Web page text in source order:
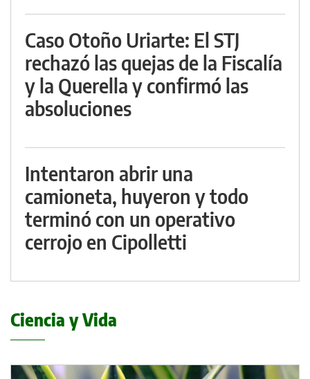
Caso Otoño Uriarte: El STJ
rechazó las quejas de la Fiscalía
y la Querella y confirmó las
absoluciones
Intentaron abrir una
camioneta, huyeron y todo
terminó con un operativo
cerrojo en Cipolletti
Ciencia y Vida